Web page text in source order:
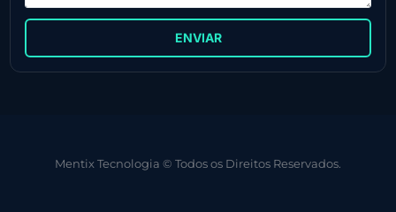
ENVIAR
Mentix Tecnologia © Todos os Direitos Reservados.